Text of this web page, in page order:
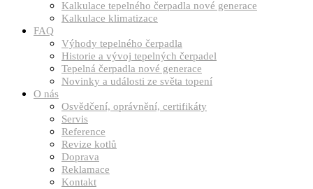
Kalkulace tepelného čerpadla nové generace
Kalkulace klimatizace
FAQ
Výhody tepelného čerpadla
Historie a vývoj tepelných čerpadel
Tepelná čerpadla nové generace
Novinky a události ze světa topení
O nás
Osvědčení, oprávnění, certifikáty
Servis
Reference
Revize kotlů
Doprava
Reklamace
Kontakt